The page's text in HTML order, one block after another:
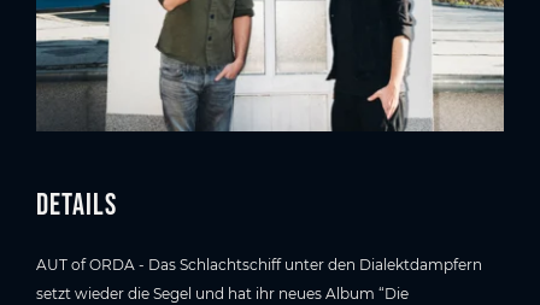
Details
AUT of ORDA - Das Schlachtschiff unter den Dialektdampfern
setzt wieder die Segel und hat ihr neues Album “Die